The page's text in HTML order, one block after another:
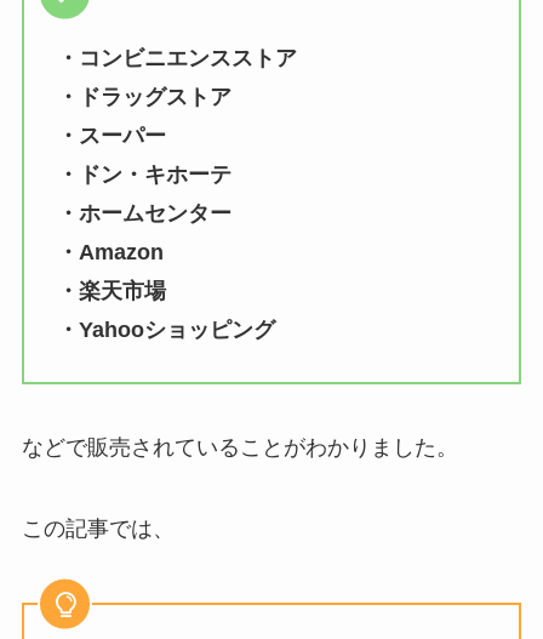
・コンビニエンスストア
・ドラッグストア
・スーパー
・ドン・キホーテ
・ホームセンター
・Amazon
・楽天市場
・Yahooショッピング
などで販売されていることがわかりました。
この記事では、